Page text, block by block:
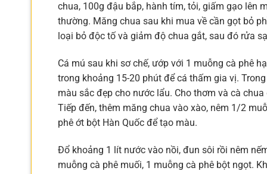
chua, 100g đậu bắp, hành tím, tỏi, giấm gạo lên
thường. Măng chua sau khi mua về cần gọt bỏ
loại bỏ độc tố và giảm độ chua gắt, sau đó rửa
Cá mú sau khi sơ chế, ướp với 1 muỗng cà phê
trong khoảng 15-20 phút để cá thấm gia vị.
màu sắc đẹp cho nước lẩu. Cho thơm và cà
Tiếp đến, thêm măng chua vào xào, nêm 1/2
phê ớt bột Hàn Quốc để tạo màu.
Đổ khoảng 1 lít nước vào nồi, đun sôi rồi nêm
muỗng cà phê muối, 1 muỗng cà phê bột ngọt.